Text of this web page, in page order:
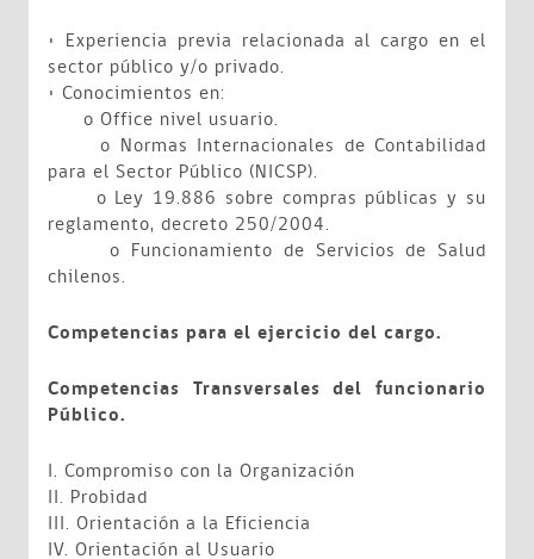
• Experiencia previa relacionada al cargo en el
sector público y/o privado.
• Conocimientos en:
o Office nivel usuario.
o Normas Internacionales de Contabilidad
para el Sector Público (NICSP).
o Ley 19.886 sobre compras públicas y su
reglamento, decreto 250/2004.
o Funcionamiento de Servicios de Salud
chilenos.
Competencias para el ejercicio del cargo.
Competencias Transversales del funcionario
Público.
I. Compromiso con la Organización
II. Probidad
III. Orientación a la Eficiencia
IV. Orientación al Usuario